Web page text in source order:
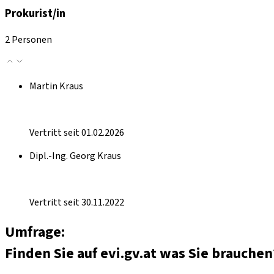
Prokurist/in
2 Personen
Martin Kraus
Vertritt seit 01.02.2026
Dipl.-Ing. Georg Kraus
Vertritt seit 30.11.2022
Umfrage:
Finden Sie auf evi.gv.at was Sie